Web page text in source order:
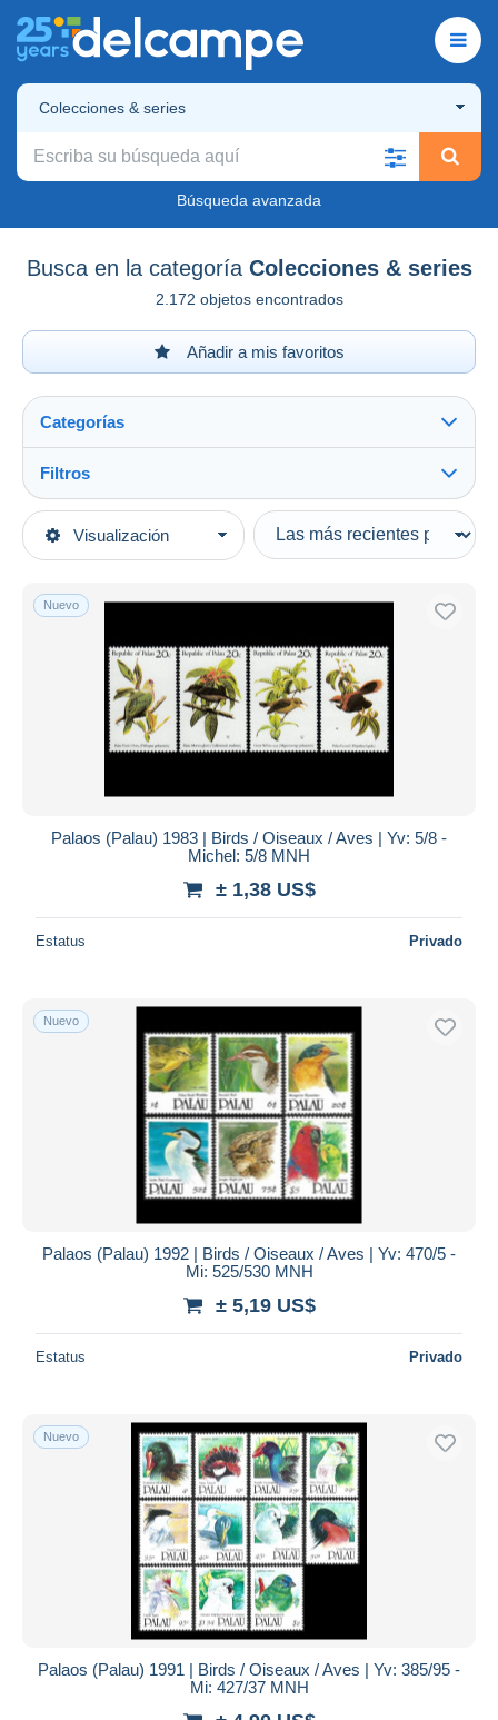
Colecciones & series
Búsqueda avanzada
Busca en la categoría Colecciones & series
2.172 objetos encontrados
Añadir a mis favoritos
Visualización
Categorías
Categorías principales
Temas
Pájaros
Colecciones & series
Filtros
Tipo de venta
Activas
Subastas sin pujas
Casa de subastas
Vendidos
Duration
Sólo con descuento
Envío gratis
Métodos de pago
PayPal
Transferencia bancaria
Visa
Mastercard
Bancontact
iDeal
Residencia del vendedor
Aplicar
Nuevo
Palaos (Palau) 1983 | Birds / Oiseaux / Aves | Yv: 5/8 -
Michel: 5/8 MNH
± 1,38 US$
Estatus Privado
Nuevo
Palaos (Palau) 1992 | Birds / Oiseaux / Aves | Yv: 470/5 -
Mi: 525/530 MNH
± 5,19 US$
Estatus Privado
Nuevo
Palaos (Palau) 1991 | Birds / Oiseaux / Aves | Yv: 385/95 -
Mi: 427/37 MNH